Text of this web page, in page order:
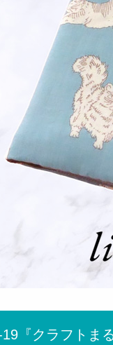
『クラフトま